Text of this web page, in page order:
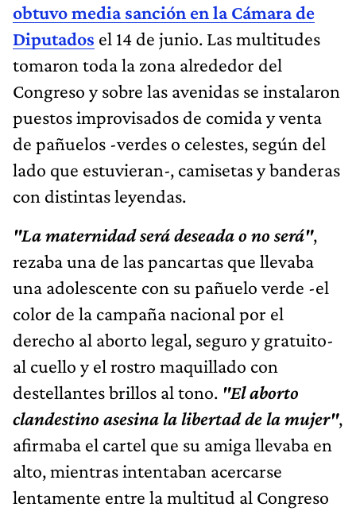
obtuvo media sanción en la Cámara de
Diputados el 14 de junio. Las multitudes
tomaron toda la zona alrededor del
Congreso y sobre las avenidas se instalaron
puestos improvisados de comida y venta
de pañuelos -verdes o celestes, según del
lado que estuvieran-, camisetas y banderas
con distintas leyendas.
"La maternidad será deseada o no será",
rezaba una de las pancartas que llevaba
una adolescente con su pañuelo verde -el
color de la campaña nacional por el
derecho al aborto legal, seguro y gratuito-
al cuello y el rostro maquillado con
destellantes brillos al tono. "El aborto
clandestino asesina la libertad de la mujer",
afirmaba el cartel que su amiga llevaba en
alto, mientras intentaban acercarse
lentamente entre la multitud al Congreso